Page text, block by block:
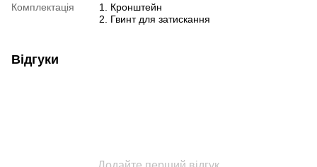
Комплектація
1. Кронштейн
2. Гвинт для затискання
Відгуки